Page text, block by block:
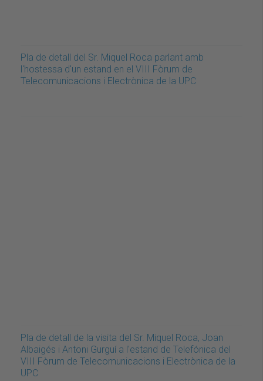
Pla de detall del Sr. Miquel Roca parlant amb
l'hostessa d'un estand en el VIII Fòrum de
Telecomunicacions i Electrònica de la UPC
Pla de detall de la visita del Sr. Miquel Roca, Joan
Albaigés i Antoni Gurguí a l'estand de Telefónica del
VIII Fòrum de Telecomunicacions i Electrònica de la
UPC